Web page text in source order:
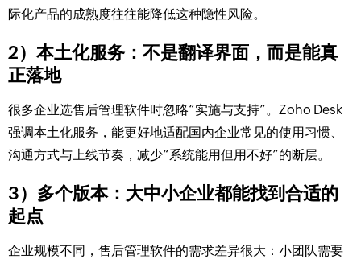
际化产品的成熟度往往能降低这种隐性风险。
2）本土化服务：不是翻译界面，而是能真
正落地
很多企业选售后管理软件时忽略“实施与支持”。Zoho Desk
强调本土化服务，能更好地适配国内企业常见的使用习惯、
沟通方式与上线节奏，减少“系统能用但用不好”的断层。
3）多个版本：大中小企业都能找到合适的
起点
企业规模不同，售后管理软件的需求差异很大：小团队需要